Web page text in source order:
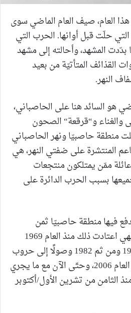
العام، صيف العام الماضي سوى
حلّت قبل أوانها. الحرب التي
المشهد، وأحالته إلى مشهد
القذائف المتأتيّة من بعيد
النهر.
هو السائد هنا على الحاصباني،
و“قرقعة“ الصحون
منطقة حاصبيّا ونهر الحاصباني
المنتشرة على ضفتي النهر، هي
مصدر عيش لحوالي 100 عائلة ممّن يمتلكون منتجعات
بسبب الحرب الدائرة على
فيها منطقة حاصبيّا ثمن
الاعتداءات الإسرائيليّة، فهي اعتادت ذلك منذ العام 1969
مرورًا باجتياحيّ العام 1978 ومن ثم 1982 وصولًا إلى حروب
1993 و1996 وحرب تموز العام 2006، وحتّى الآن مع ما يجري
الثامن من تشرين الأول/أكتوبر